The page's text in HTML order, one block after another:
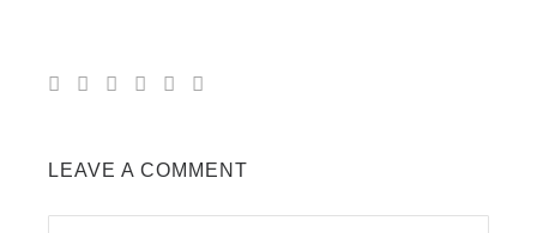
LEAVE A COMMENT